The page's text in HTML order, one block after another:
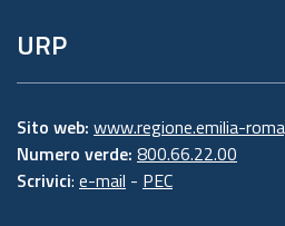
URP
Sito web: www.regione.emilia-
Numero verde: 800.66.22.00
Scrivici: e-mail - PEC